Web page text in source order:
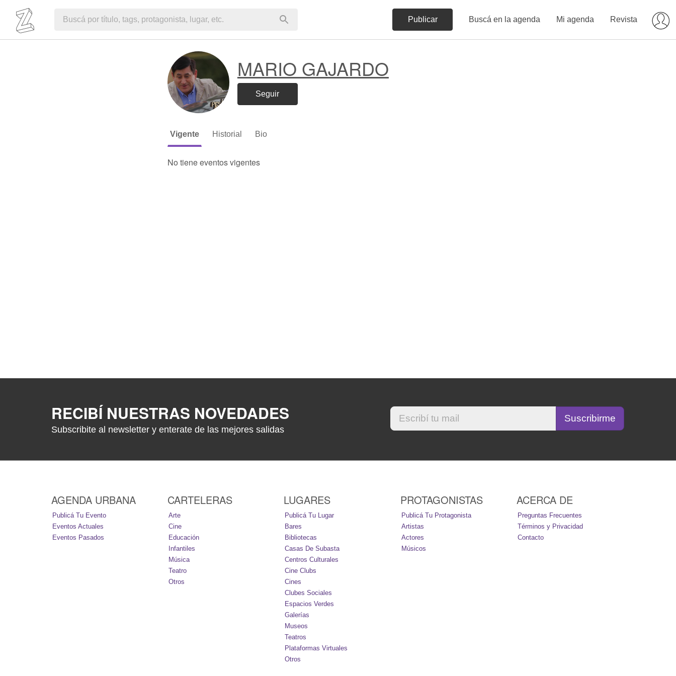
Publicar Buscá en la agenda Mi agenda Revista
MARIO GAJARDO
Seguir
Vigente Historial Bio
No tiene eventos vigentes
RECIBÍ NUESTRAS NOVEDADES
Subscribite al newsletter y enterate de las mejores salidas
AGENDA URBANA
Publicá Tu Evento
Eventos Actuales
Eventos Pasados
CARTELERAS
Arte
Cine
Educación
Infantiles
Música
Teatro
Otros
LUGARES
Publicá Tu Lugar
Bares
Bibliotecas
Casas De Subasta
Centros Culturales
Cine Clubs
Cines
Clubes Sociales
Espacios Verdes
Galerías
Museos
Teatros
Plataformas Virtuales
Otros
PROTAGONISTAS
Publicá Tu Protagonista
Artistas
Actores
Músicos
ACERCA DE
Preguntas Frecuentes
Términos y Privacidad
Contacto